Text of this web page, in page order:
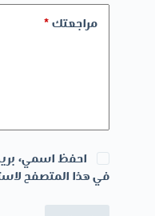
مراجعتك*
احفظ اسمي،
في هذا المتصفح